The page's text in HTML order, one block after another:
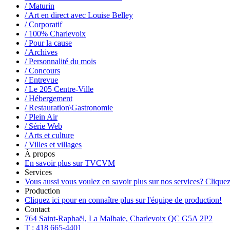
/ Maturin
/ Art en direct avec Louise Belley
/ Corporatif
/ 100% Charlevoix
/ Pour la cause
/ Archives
/ Personnalité du mois
/ Concours
/ Entrevue
/ Le 205 Centre-Ville
/ Hébergement
/ Restauration\Gastronomie
/ Plein Air
/ Série Web
/ Arts et culture
/ Villes et villages
À propos
En savoir plus sur TVCVM
Services
Vous aussi vous voulez en savoir plus sur nos services?
Production
Cliquez ici pour en connaître plus sur l'équipe de production!
Contact
764 Saint-Raphaël, La Malbaie, Charlevoix QC G5A 2P2
T : 418 665-4401